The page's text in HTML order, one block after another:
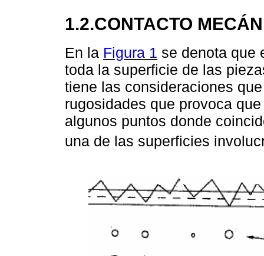
1.2.CONTACTO
En la Figura 1 se denota que
toda la superficie de las
tiene las consideraciones
rugosidades que provoca
algunos puntos donde
una de las superficies